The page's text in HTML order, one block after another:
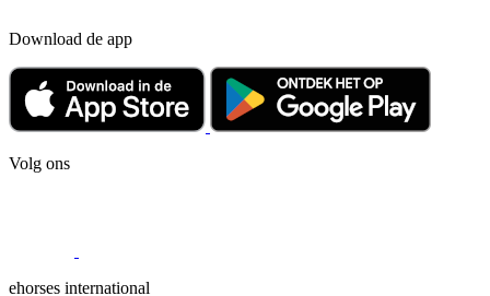
Download de app
Volg ons
ehorses international